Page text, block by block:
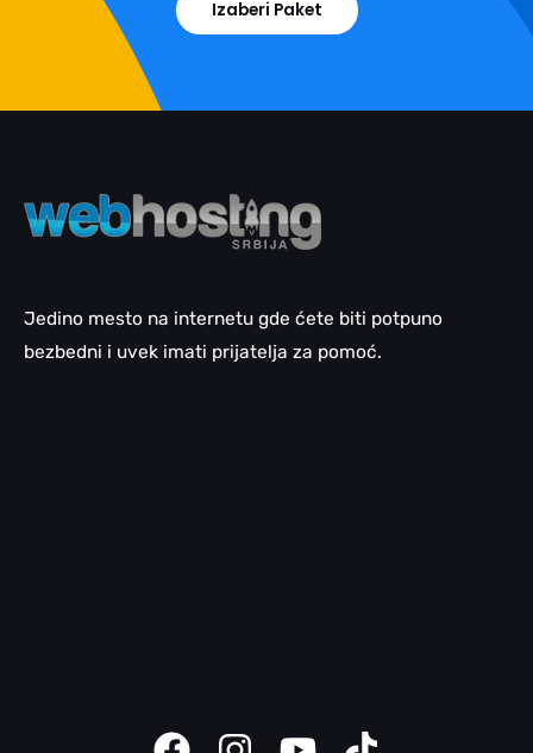
Izaberi Paket
Jedino mesto na internetu gde ćete biti potpuno
bezbedni i uvek imati prijatelja za pomoć.